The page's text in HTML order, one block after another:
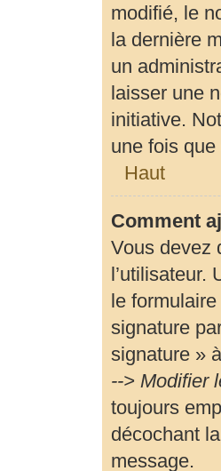
modifié, le
la dernière
un
laisser une
initiative.
une fois que
Haut
Comment
Vous devez
l’utilisateur.
le
signature
signature »
--> Modifier
toujours
décochant
message.